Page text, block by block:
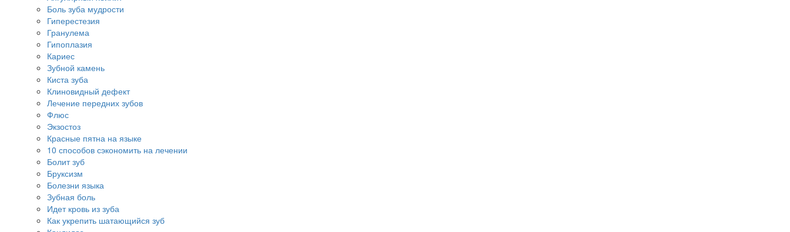
Боль зуба мудрости
Гиперестезия
Гранулема
Гипоплазия
Кариес
Зубной камень
Киста зуба
Клиновидный дефект
Лечение передних зубов
Флюс
Экзостоз
Красные пятна на языке
10 способов сэкономить на лечении
Болит зуб
Бруксизм
Болезни языка
Зубная боль
Идет кровь из зуба
Как укрепить шатающийся зуб